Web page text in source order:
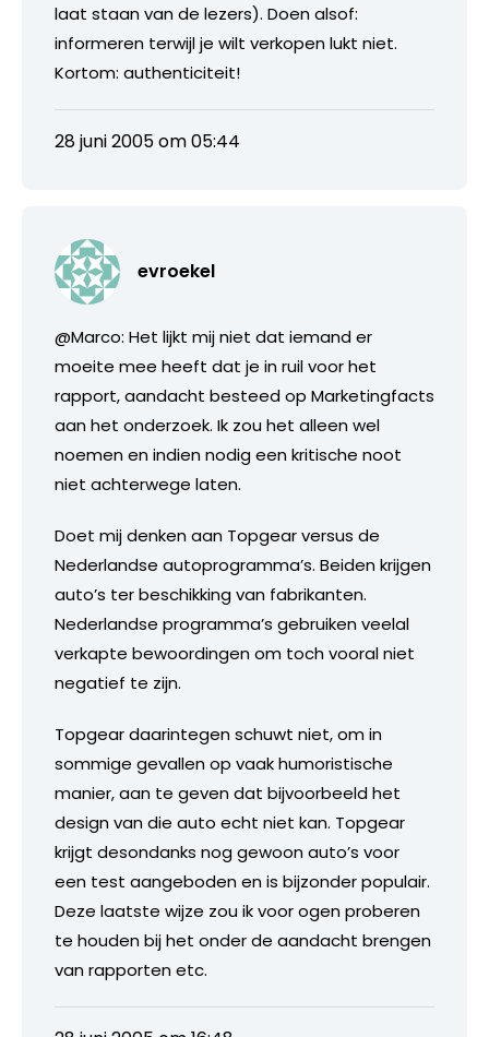
laat staan van de lezers). Doen alsof:
informeren terwijl je wilt verkopen lukt niet.
Kortom: authenticiteit!
28 juni 2005 om 05:44
evroekel
@Marco: Het lijkt mij niet dat iemand er
moeite mee heeft dat je in ruil voor het
rapport, aandacht besteed op Marketingfacts
aan het onderzoek. Ik zou het alleen wel
noemen en indien nodig een kritische noot
niet achterwege laten.
Doet mij denken aan Topgear versus de
Nederlandse autoprogramma’s. Beiden krijgen
auto’s ter beschikking van fabrikanten.
Nederlandse programma’s gebruiken veelal
verkapte bewoordingen om toch vooral niet
negatief te zijn.
Topgear daarintegen schuwt niet, om in
sommige gevallen op vaak humoristische
manier, aan te geven dat bijvoorbeeld het
design van die auto echt niet kan. Topgear
krijgt desondanks nog gewoon auto’s voor
een test aangeboden en is bijzonder populair.
Deze laatste wijze zou ik voor ogen proberen
te houden bij het onder de aandacht brengen
van rapporten etc.